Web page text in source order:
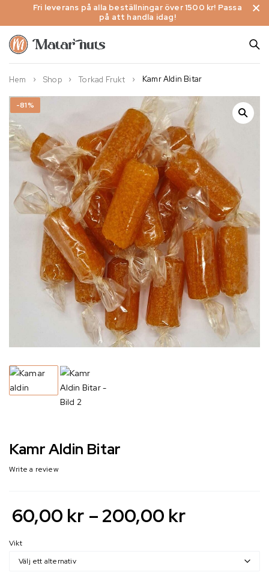
Fri leverans på alla beställningar över 1500 kr! Passa
på att handla idag!
Hem Shop Torkad Frukt Kamr Aldin Bitar
-81%
Kamr Aldin Bitar
Write a review
60,00 kr –200,00 kr
Vikt